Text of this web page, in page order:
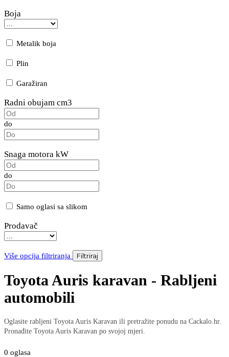
Boja
Metalik boja
Plin
Garažiran
Radni obujam cm3
do
Snaga motora kW
do
Samo oglasi sa slikom
Prodavač
Više opcija filtriranja Filtriraj
Toyota Auris karavan - Rabljeni
automobili
Oglasite rabljeni Toyota Auris Karavan ili pretražite ponudu na Cackalo.hr.
Pronađite Toyota Auris Karavan po svojoj mjeri.
0 oglasa